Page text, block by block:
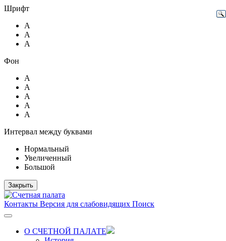
Шрифт
А
А
А
Фон
А
А
А
А
А
Интервал между буквами
Нормальный
Увеличенный
Большой
Закрыть
Контакты Версия для слабовидящих Поиск
О СЧЕТНОЙ ПАЛАТЕ